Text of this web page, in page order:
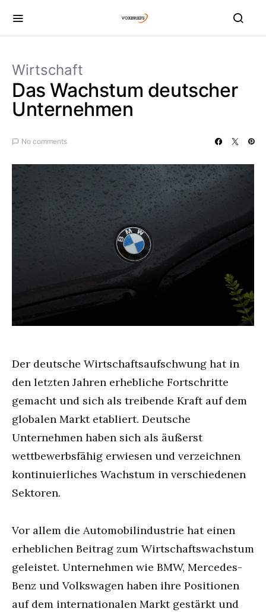
Wirtschaft
Das Wachstum deutscher
Unternehmen
No comments
Der deutsche Wirtschaftsaufschwung hat in
den letzten Jahren erhebliche Fortschritte
gemacht und sich als treibende Kraft auf dem
globalen Markt etabliert. Deutsche
Unternehmen haben sich als äußerst
wettbewerbsfähig erwiesen und verzeichnen
kontinuierliches Wachstum in verschiedenen
Sektoren.
Vor allem die Automobilindustrie hat einen
erheblichen Beitrag zum Wirtschaftswachstum
geleistet. Unternehmen wie BMW, Mercedes-
Benz und Volkswagen haben ihre Positionen
auf dem internationalen Markt gestärkt und